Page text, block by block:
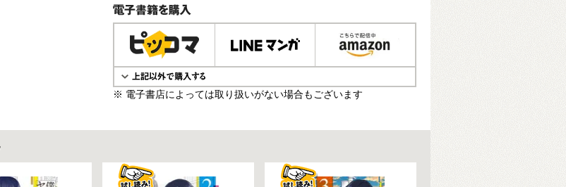
電子書籍で購入
※ 電子書店によっては取り扱いがない場合もございます